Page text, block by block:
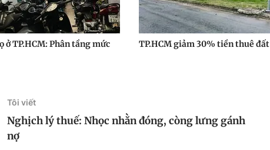
ở TP.HCM: Phân tầng mức
TP.HCM giảm 30% tiền thuê đất
Tôi viết
Nghịch lý thuế: Nhọc nhằn đóng, còng lưng gánh
nợ